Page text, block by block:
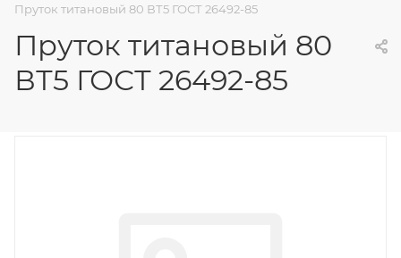
Пруток титановый 80 ВТ5 ГОСТ 26492-85
Пруток титановый 80
ВТ5 ГОСТ 26492-85